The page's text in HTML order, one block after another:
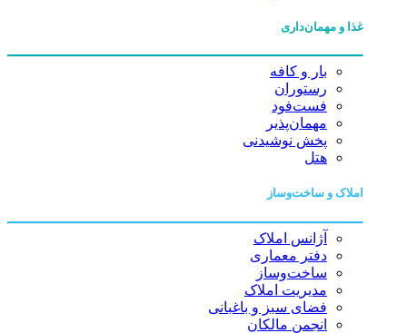
غذا و مهمان‌داری
بار و کافه
رستوران
فست‌فود
مهمان‌پذیر
پخش نوشیدنی
هتل
املاک و ساخت‌وساز
آژانس املاک
دفتر معماری
ساخت‌وساز
مدیریت املاک
فضای سبز و باغبانی
انجمن مالکان